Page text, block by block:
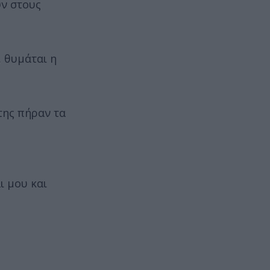
στους
θυμάται η
πήραν τα
μου και